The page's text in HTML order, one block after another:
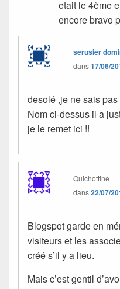
etait le 4ème
encore bravo
serusier
dans17/06/
desolé ,je ne sais
Nom ci-dessus il a
je le remet ici !!
Quichottine
dans22/07/
Blogspot garde en
visiteurs et les
créé s’il y a lieu.
Mais c’est gentil